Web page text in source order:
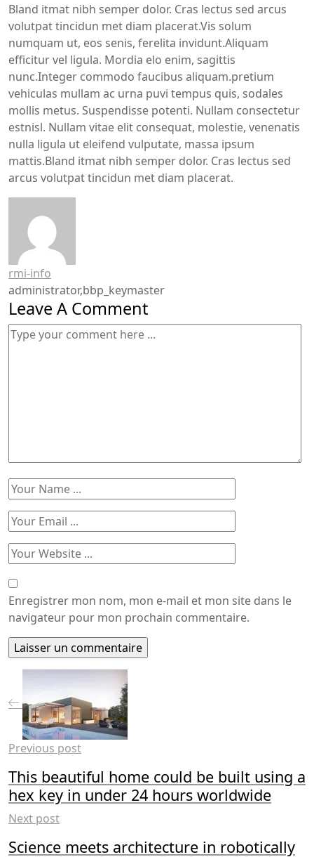
Bland itmat nibh semper dolor. Cras lectus sed arcus
volutpat tincidun met diam placerat.Vis solum
numquam ut, eos senis, ferelita invidunt.Aliquam
efficitur vel ligula. Mordia elo enim, sagittis
nunc.Integer commodo faucibus aliquam.pretium
vehiculas mullam ac urna puvi tempus quis, sodales
mollis metus. Suspendisse potenti. Nullam consectetur
estnisl. Nullam vitae elit consequat, molestie, venenatis
nulla ligula ut eleifend vulputate, massa ipsum
mattis.Bland itmat nibh semper dolor. Cras lectus sed
arcus volutpat tincidun met diam placerat.
rmi-info
administrator,bbp_keymaster
Leave A Comment
Enregistrer mon nom, mon e-mail et mon site dans le
navigateur pour mon prochain commentaire.
Previous post
This beautiful home could be built using a
hex key in under 24 hours worldwide
Next post
Science meets architecture in robotically